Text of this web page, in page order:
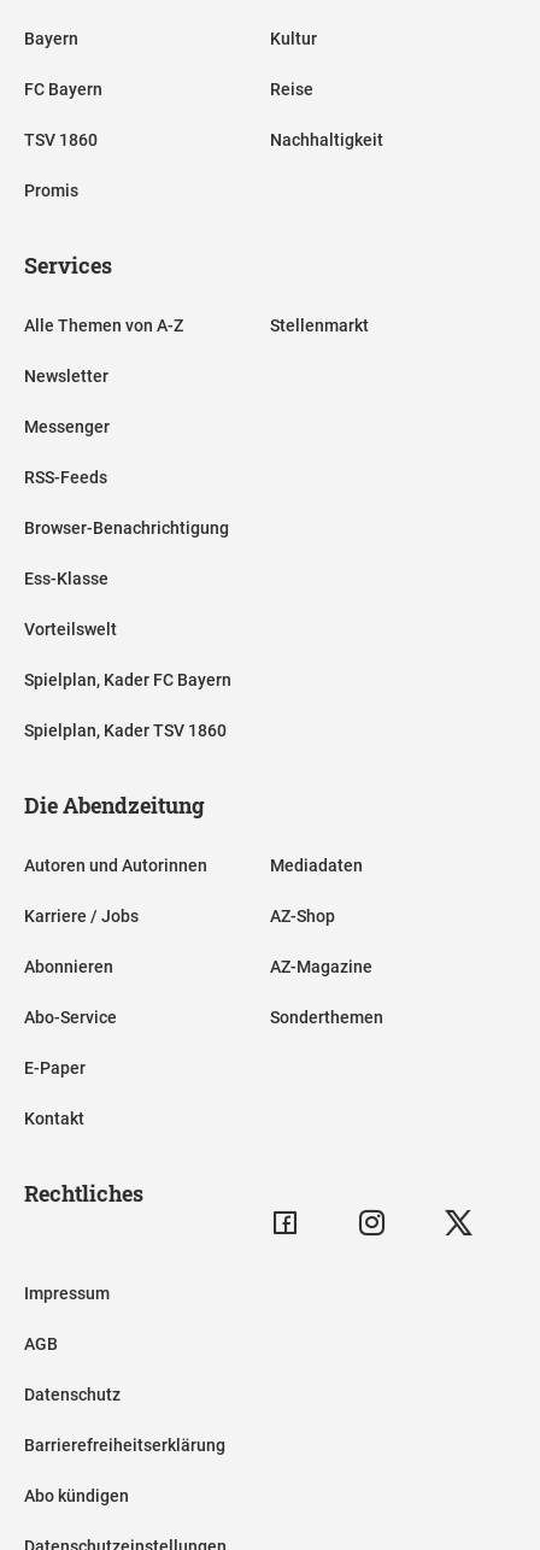
Bayern
FC Bayern
TSV 1860
Promis
Kultur
Reise
Nachhaltigkeit
Services
Alle Themen von A-Z
Newsletter
Messenger
RSS-Feeds
Browser-Benachrichtigung
Ess-Klasse
Vorteilswelt
Spielplan, Kader FC Bayern
Spielplan, Kader TSV 1860
Stellenmarkt
Die Abendzeitung
Autoren und Autorinnen
Karriere / Jobs
Abonnieren
Abo-Service
E-Paper
Kontakt
Mediadaten
AZ-Shop
AZ-Magazine
Sonderthemen
Rechtliches
Impressum
AGB
Datenschutz
Barrierefreiheitserklärung
Abo kündigen